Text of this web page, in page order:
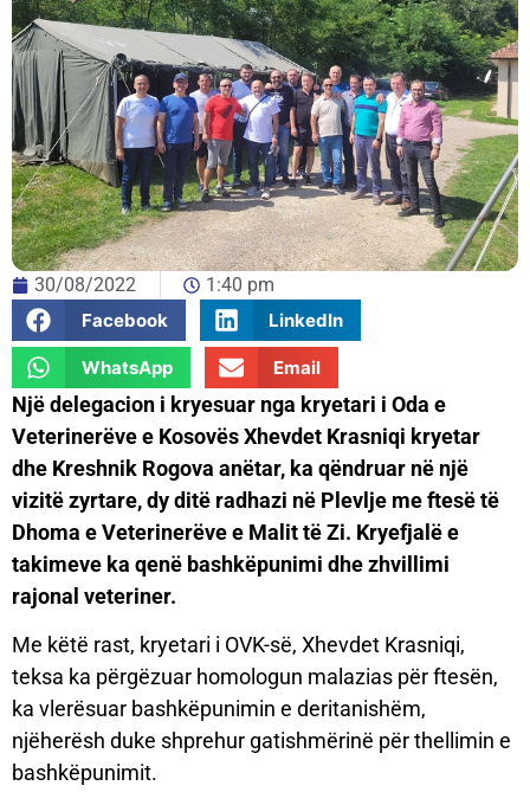
30/08/2022
1:40 pm
Facebook
LinkedIn
WhatsApp Email
Një delegacion i kryesuar nga kryetari i Oda e
Veterinerëve e Kosovës Xhevdet Krasniqi kryetar
dhe Kreshnik Rogova anëtar, ka qëndruar në një
vizitë zyrtare, dy ditë radhazi në Plevlje me ftesë të
Dhoma e Veterinerëve e Malit të Zi. Kryefjalë e
takimeve ka qenë bashkëpunimi dhe zhvillimi
rajonal veteriner.
Me këtë rast, kryetari i OVK-së, Xhevdet Krasniqi,
teksa ka përgëzuar homologun malazias për ftesën,
ka vlerësuar bashkëpunimin e deritanishëm,
njëherësh duke shprehur gatishmërinë për thellimin e
bashkëpunimit.